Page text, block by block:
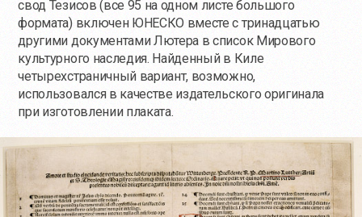
свод Тезисов (все 95 на одном листе большого
формата) включен ЮНЕСКО вместе с тринадцатью
другими документами Лютера в список Мирового
культурного наследия. Найденный в Киле
четырехстраничный вариант, возможно,
использовался в качестве издательского оригинала
при изготовлении плаката.